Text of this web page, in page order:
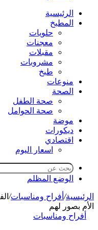
الرئيسية
المطبخ
حلويات
معجنات
مقبلات
مشروبات
طبخ
منوعات
الصحة
صحة الطفل
صحة الحوامل
موضة
ديكورات
اقتصادي
اسعار اليوم
الوضع المظلم
الرئيسية/ أفراح ومناسبات/
الأم بصور لهم
أفراح ومناسبات